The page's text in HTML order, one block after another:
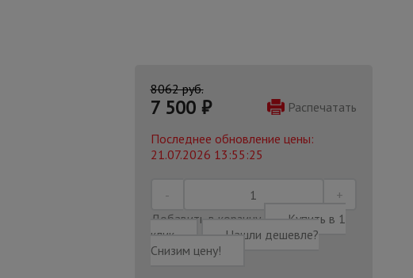
8062 руб.
7 500 ₽
Распечатать
Последнее обновление цены:
21.07.2026 13:55:25
Добавить в корзину
Купить в 1
клик
Нашли дешевле?
Снизим цену!